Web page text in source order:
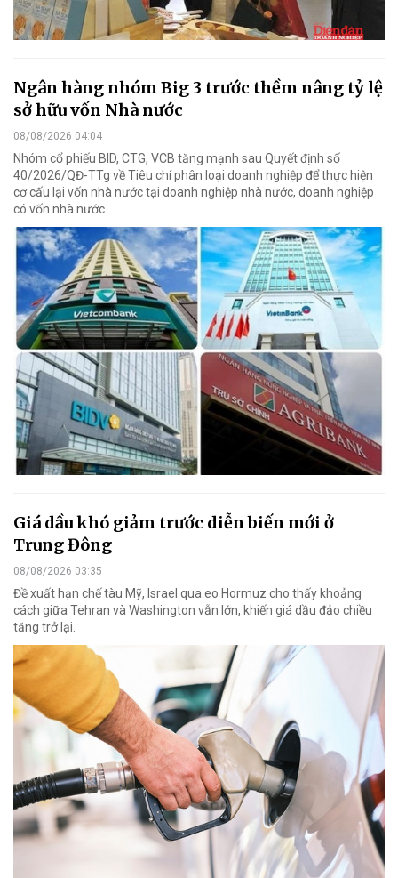
Ngân hàng nhóm Big 3 trước thềm nâng tỷ lệ
sở hữu vốn Nhà nước
08/08/2026 04:04
Nhóm cổ phiếu BID, CTG, VCB tăng mạnh sau Quyết định số
40/2026/QĐ-TTg về Tiêu chí phân loại doanh nghiệp để thực hiện
cơ cấu lại vốn nhà nước tại doanh nghiệp nhà nước, doanh nghiệp
có vốn nhà nước.
Giá dầu khó giảm trước diễn biến mới ở
Trung Đông
08/08/2026 03:35
Đề xuất hạn chế tàu Mỹ, Israel qua eo Hormuz cho thấy khoảng
cách giữa Tehran và Washington vẫn lớn, khiến giá dầu đảo chiều
tăng trở lại.